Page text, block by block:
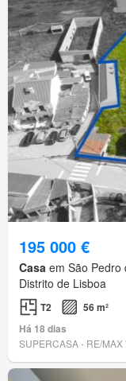
195 000 €
Casa em São Pedro
Distrito de Lisboa
T2
56 m²
Há 18 dias
SUPERCASA - RE/MAX